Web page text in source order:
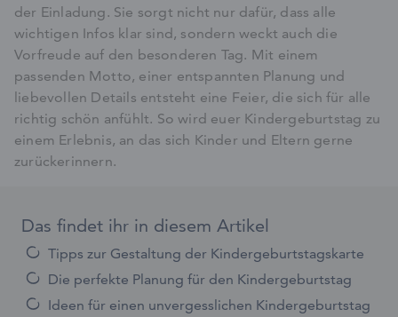
der Einladung. Sie sorgt nicht nur dafür, dass alle
wichtigen Infos klar sind, sondern weckt auch die
Vorfreude auf den besonderen Tag. Mit einem
passenden Motto, einer entspannten Planung und
liebevollen Details entsteht eine Feier, die sich für alle
richtig schön anfühlt. So wird euer Kindergeburtstag zu
einem Erlebnis, an das sich Kinder und Eltern gerne
zurückerinnern.
Das findet ihr in diesem Artikel
Tipps zur Gestaltung der Kindergeburtstagskarte
Die perfekte Planung für den Kindergeburtstag
Ideen für einen unvergesslichen Kindergeburtstag